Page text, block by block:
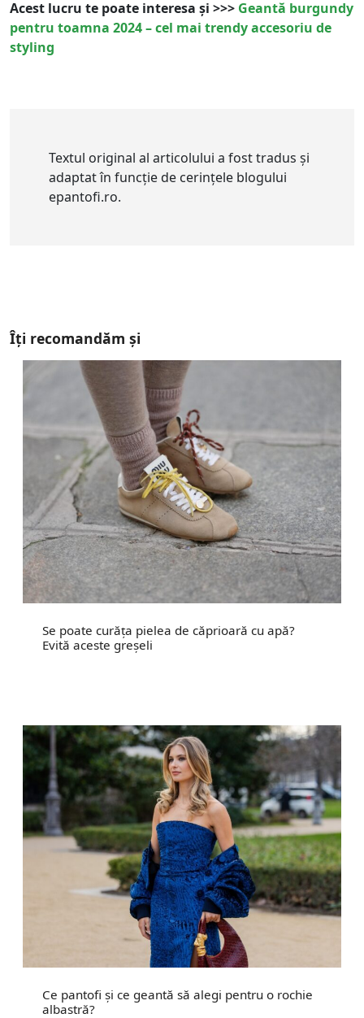
Acest lucru te poate interesa și >>> Geantă burgundy
pentru toamna 2024 – cel mai trendy accesoriu de
styling
Textul original al articolului a fost tradus și
adaptat în funcție de cerințele blogului
epantofi.ro.
Îți recomandăm și
Se poate curăța pielea de căprioară cu apă?
Evită aceste greșeli
Ce pantofi și ce geantă să alegi pentru o rochie
albastră?